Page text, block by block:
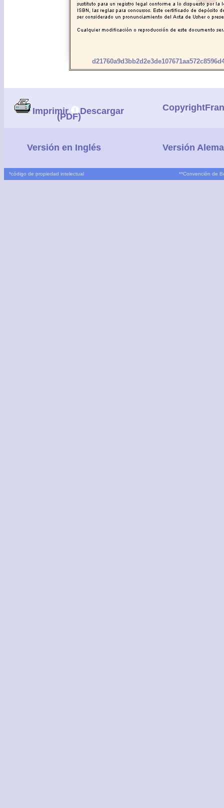
Imprimir| Descargar
(PDF)
Versión en Inglés Versión
*código de propiedad intelectual **Convención de